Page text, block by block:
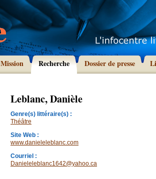
Mission Recherche Dossier de presse
Leblanc, Danièle
Genre(s) littéraire(s) :
Théâtre
Site Web :
www.danieleleblanc.com
Courriel :
Danieleleblanc1642@yahoo.ca